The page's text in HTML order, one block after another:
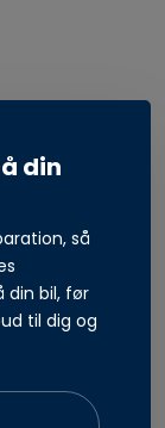
din
så
din bil, før
til dig og